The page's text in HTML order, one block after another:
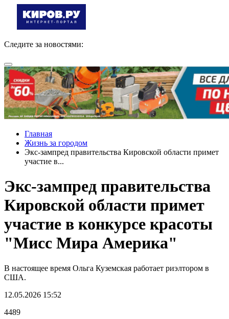
Следите за новостями:
Главная
Жизнь за городом
Экс-зампред правительства Кировской области примет
участие в...
Экс-зампред правительства
Кировской области примет
участие в конкурсе красоты
"Мисс Мира Америка"
В настоящее время Ольга Куземская работает риэлтором в
США.
12.05.2026 15:52
4489